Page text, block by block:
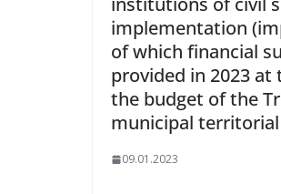
implementation
of which financial
provided in 2023 at
the budget of the
municipal
09.01.2023